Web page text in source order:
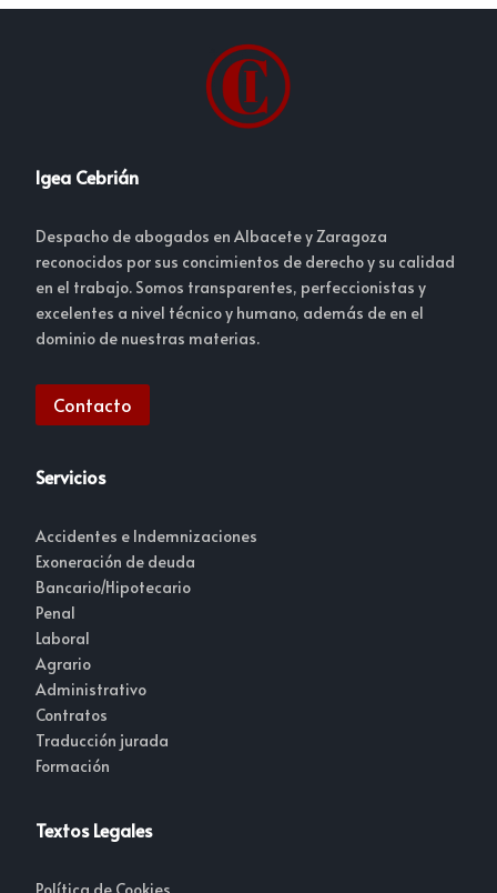
Igea Cebrián
Despacho de abogados en Albacete y Zaragoza
reconocidos por sus concimientos de derecho y su calidad
en el trabajo. Somos transparentes, perfeccionistas y
excelentes a nivel técnico y humano, además de en el
dominio de nuestras materias.
Contacto
Servicios
Accidentes e Indemnizaciones
Exoneración de deuda
Bancario/Hipotecario
Penal
Laboral
Agrario
Administrativo
Contratos
Traducción jurada
Formación
Textos Legales